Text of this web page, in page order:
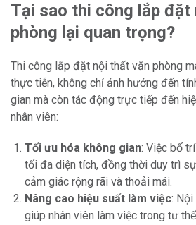
Tại sao thi công lắp đặt
phòng lại quan trọng?
Thi công lắp đặt nội thất văn phòng
thực tiễn, không chỉ ảnh hưởng đến
gian mà còn tác động trực tiếp đến
nhân viên:
Tối ưu hóa không gian: Việc bố
tối đa diện tích, đồng thời duy trì
cảm giác rộng rãi và thoải mái.
Nâng cao hiệu suất làm việc:
giúp nhân viên làm việc trong tư